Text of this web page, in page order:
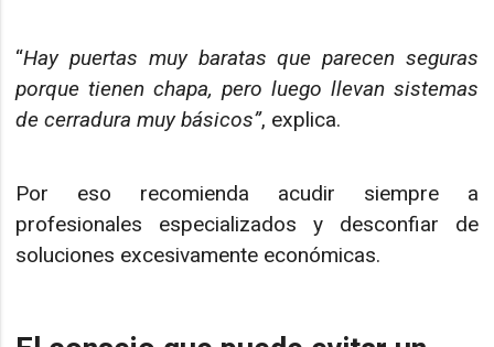
“Hay puertas muy baratas que parecen seguras
porque tienen chapa, pero luego llevan sistemas
de cerradura muy básicos”, explica.
Por eso recomienda acudir siempre a
profesionales especializados y desconfiar de
soluciones excesivamente económicas.